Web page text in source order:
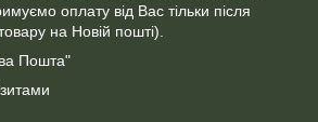
оплату від Вас тільки після
на Новій пошті).
Пошта"